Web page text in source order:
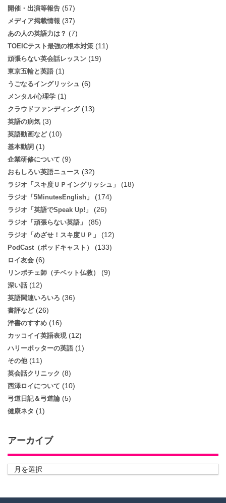
開催・出演等報告 (57)
メディア掲載情報 (37)
あの人の英語力は？ (7)
TOEICテスト最強の根本対策 (11)
頑張らない英会話レッスン (19)
東京五輪と英語 (1)
うごなるイングリッシュ (6)
メンタル/心理学 (1)
クラウドファンディング(13)
英語の病気 (3)
英語動画など(10)
基本動詞 (1)
企業研修について (9)
おもしろい英語ニュース (32)
ラジオ「スキ度ＵＰイングリッシュ」 (18)
ラジオ「5MinutesEnglish」 (174)
ラジオ「英語でSpeak Up!」 (26)
ラジオ「頑張らない英語」 (85)
ラジオ「めざせ！スキ度ＵＰ」 (12)
PodCast（ポッドキャスト） (133)
ロイ友会 (6)
リンポチェ師（チベット仏教） (9)
深い話 (12)
英語関連いろいろ (36)
書評など(26)
洋書のすすめ (16)
カッコイイ英語表現 (12)
ハリーポッターの英語 (1)
その他(11)
英会話クリニック (8)
西澤ロイについて (10)
弓道日記＆弓道論 (5)
健康ネタ (1)
アーカイブ